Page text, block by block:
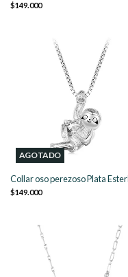
$149.000
AGOTADO
Collar oso perezoso Plata
$149.000